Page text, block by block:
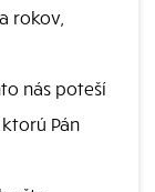
rokov,
nás poteší
Pán